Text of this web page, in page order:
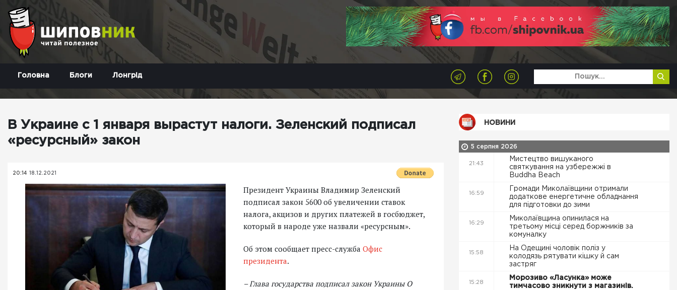
Головна Блоги Лонгрід
В Украине с 1 января вырастут налоги. Зеленский подписал
«ресурсный» закон
20:14 18.12.2021
Президент Украины Владимир Зеленский
подписал закон 5600 об увеличении ставок
налога, акцизов и других платежей в госбюджет,
который в народе уже назвали «ресурсным».
Об этом сообщает пресс-служба Офис
президента.
– Глава государства подписал закон Украины О
НОВИНИ
5 серпня 2026
21:43
Мистецтво вишуканого
святкування на узбережжі в
Buddha Beach
16:59
Громади Миколаївщини отримали
додаткове енергетичне обладнання
для підготовки до зими
16:29
Миколаївщина опинилася на
третьому місці серед боржників за
комуналку
15:58
На Одещині чоловік поліз у
колодязь рятувати кішку й сам
застряг
15:28
Морозиво «Ласунка» може
тимчасово зникнути з магазинів.